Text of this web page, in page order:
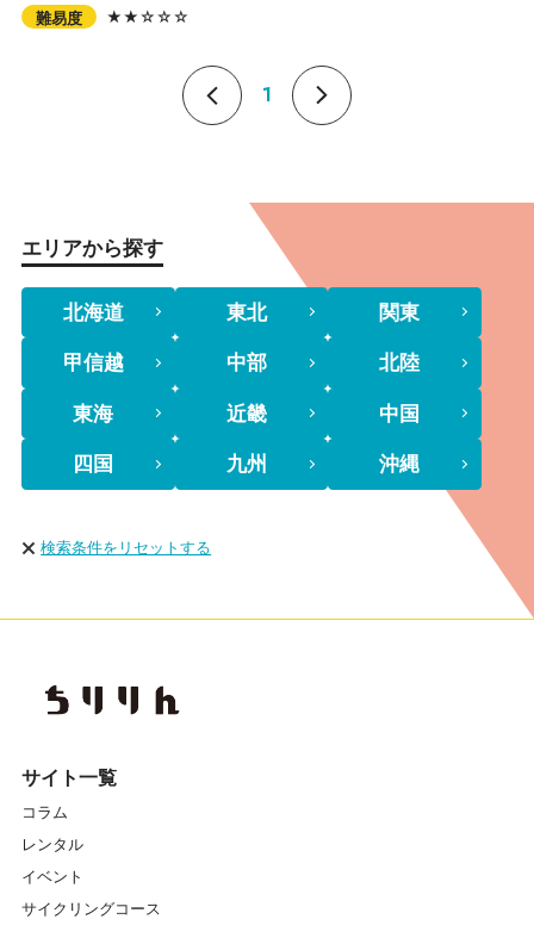
難易度
★★☆☆☆
1
エリアから探す
北海道 東北 関東
甲信越 中部 北陸
東海 近畿 中国
四国 九州 沖縄
検索条件をリセットする
サイト一覧
コラム
レンタル
イベント
サイクリングコース